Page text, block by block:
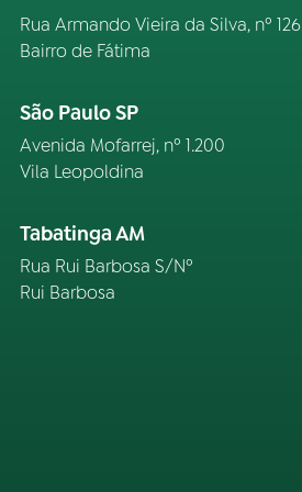
Rua Armando Vieira da Silva, nº 126
Bairro de Fátima
São Paulo SP
Avenida Mofarrej, nº 1.200
Vila Leopoldina
Tabatinga AM
Rua Rui Barbosa S/Nº
Rui Barbosa